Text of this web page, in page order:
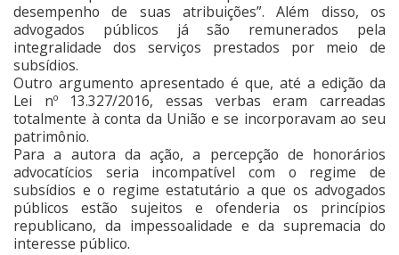
desempenho de suas atribuições”. Além disso, os
advogados públicos já são remunerados pela
integralidade dos serviços prestados por meio de
subsídios.
Outro argumento apresentado é que, até a edição da
Lei nº 13.327/2016, essas verbas eram carreadas
totalmente à conta da União e se incorporavam ao seu
patrimônio.
Para a autora da ação, a percepção de honorários
advocatícios seria incompatível com o regime de
subsídios e o regime estatutário a que os advogados
públicos estão sujeitos e ofenderia os princípios
republicano, da impessoalidade e da supremacia do
interesse público.